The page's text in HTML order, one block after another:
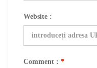
Website :
Comment : *